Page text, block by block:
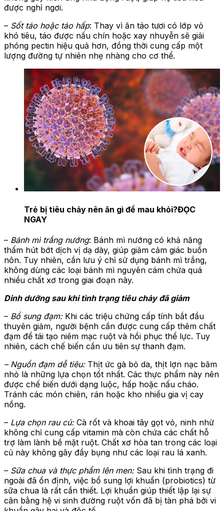
được nghỉ ngơi.
– Sốt táo hoặc táo hấp: Thay vì ăn táo tươi có lớp vỏ
khó tiêu, táo được nấu chín hoặc xay nhuyễn sẽ giải
phóng pectin hiệu quả hơn, đồng thời cung cấp một
lượng đường tự nhiên nhẹ nhàng cho cơ thể.
Trẻ bị tiêu chảy nên ăn gì để mau khỏi?ĐỌC
NGAY
– Bánh mì trắng nướng: Bánh mì nướng có khả năng
thấm hút bớt dịch vị dạ dày, giúp giảm cảm giác buồn
nôn. Tuy nhiên, cần lưu ý chỉ sử dụng bánh mì trắng,
không dùng các loại bánh mì nguyên cám chứa quá
nhiều chất xơ trong giai đoạn này.
Dinh dưỡng sau khi tình trạng tiêu chảy đã giảm
– Bổ sung đạm: Khi các triệu chứng cấp tính bắt đầu
thuyên giảm, người bệnh cần được cung cấp thêm chất
đạm để tái tạo niêm mạc ruột và hồi phục thể lực. Tuy
nhiên, cách chế biến cần ưu tiên sự thanh đạm.
– Nguồn đạm dễ tiêu: Thịt ức gà bỏ da, thịt lợn nạc băm
nhỏ là những lựa chọn tốt nhất. Các thực phẩm này nên
được chế biến dưới dạng luộc, hấp hoặc nấu cháo.
Tránh các món chiên, rán hoặc kho nhiều gia vị cay
nồng.
– Lựa chọn rau củ:Cà rốt và khoai tây gọt vỏ, ninh nhừ
không chỉ cung cấp vitamin mà còn chứa các chất hỗ
trợ làm lành bề mặt ruột. Chất xơ hòa tan trong các loại
củ này không gây đầy bụng như các loại rau lá xanh.
– Sữa chua và thực phẩm lên men:Sau khi tình trạng đi
ngoài đã ổn định, việc bổ sung lợi khuẩn (probiotics) từ
sữa chua là rất cần thiết. Lợi khuẩn giúp thiết lập lại sự
cân bằng hệ vi sinh đường ruột vốn đã bị tàn phá bởi vi